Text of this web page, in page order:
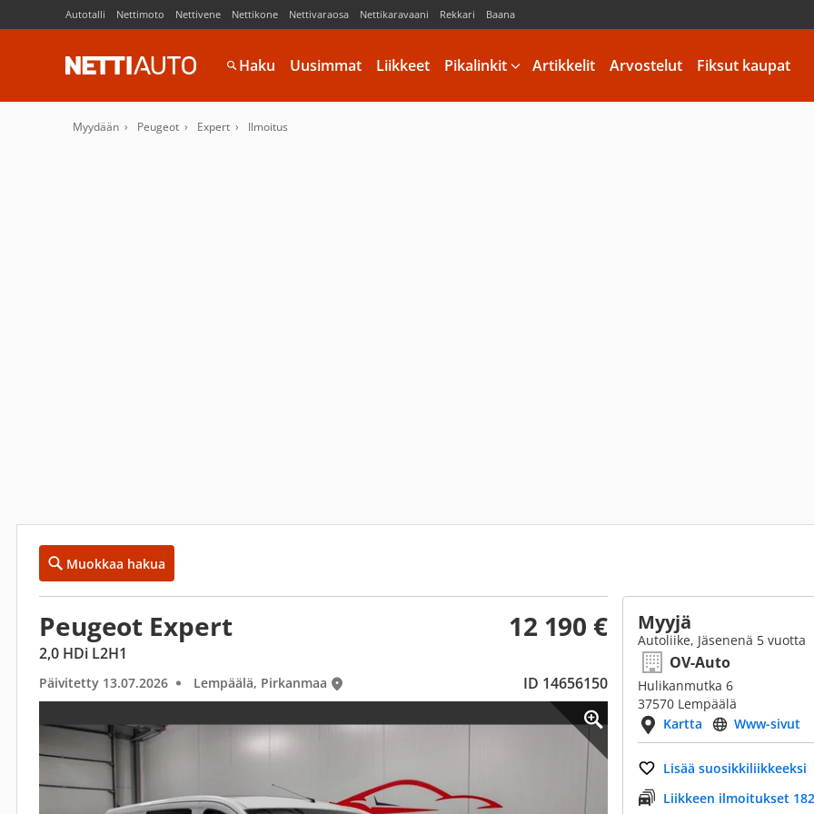
Autotalli Nettimoto Nettivene Nettikone Nettivaraosa Nettikaravaani Rekkari Baana
Haku Uusimmat Liikkeet Pikalinkit Artikkelit Arvostelut Fiksut kaupat
Myydään Peugeot Expert Ilmoitus
Muokkaa hakua
Peugeot Expert 12 190 €
2,0 HDi L2H1
Päivitetty 13.07.2026 Lempäälä, Pirkanmaa ID 14656150
Myyjä
Autoliike, Jäsenenä 5 vuotta
OV-Auto
Hulikanmutka 6
37570 Lempäälä
Kartta
Www-sivut
Lisää suosikkiliikkeeksi
Liikkeen ilmoitukset